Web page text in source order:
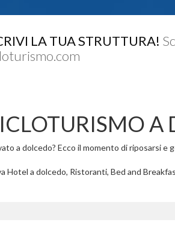
LA TUA STRUTTURA!
A
a dolcedo? Ecco il momento di riposarsi e
Hotel a dolcedo, Ristoranti, Bed and